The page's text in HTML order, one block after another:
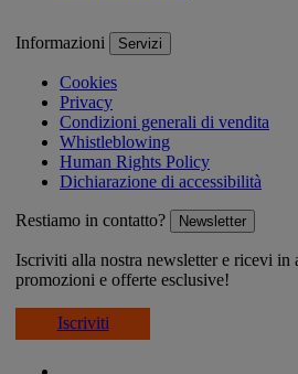
Informazioni Servizi
Cookies
Privacy
Condizioni generali di vendita
Whistleblowing
Human Rights Policy
Dichiarazione di accessibilità
Restiamo in contatto? Newsletter
Iscriviti alla nostra newsletter e ricevi in
promozioni e offerte esclusive!
Iscriviti